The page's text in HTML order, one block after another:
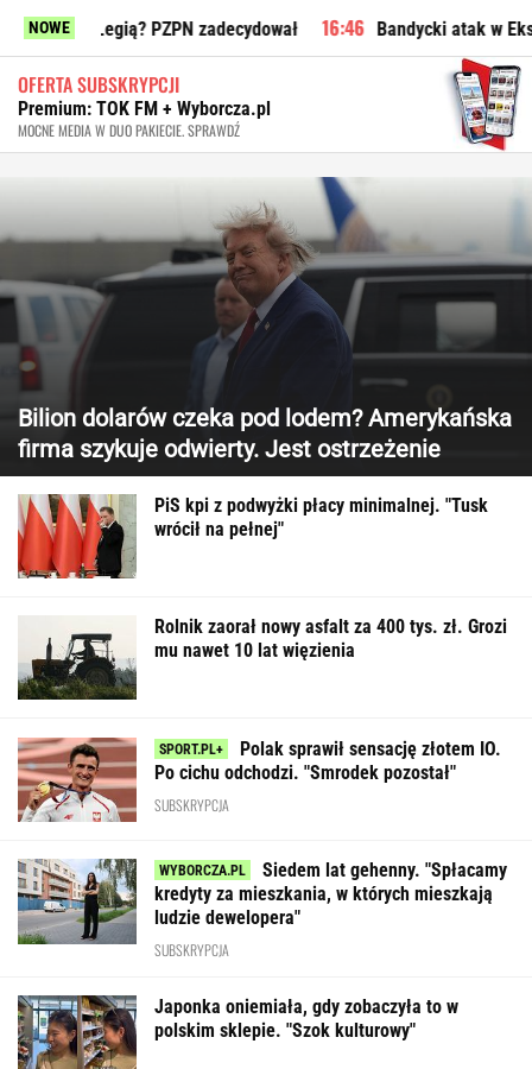
NOWEPZPN zadecydował Bandycki atak w Ekstraklasie.
OFERTA SUBSKRYPCJI
Premium: TOK FM + Wyborcza.pl
MOCNE MEDIA W DUO PAKIECIE. SPRAWDŹ
Bilion dolarów czeka pod lodem? Amerykańska
firma szykuje odwierty. Jest ostrzeżenie
PiS kpi z podwyżki płacy minimalnej. "Tusk
wrócił na pełnej"
Rolnik zaorał nowy asfalt za 400 tys. zł. Grozi
mu nawet 10 lat więzienia
Polak sprawił sensację złotem IO.
Po cichu odchodzi. "Smrodek pozostał"
SUBSKRYPCJA
Siedem lat gehenny. "Spłacamy
kredyty za mieszkania, w których mieszkają
ludzie dewelopera"
SUBSKRYPCJA
Japonka oniemiała, gdy zobaczyła to w
polskim sklepie. "Szok kulturowy"